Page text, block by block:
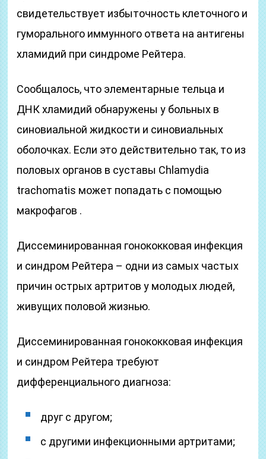
свидетельствует избыточность клеточного и
гуморального иммунного ответа на антигены
хламидий при синдроме Рейтера.
Сообщалось, что элементарные тельца и
ДНК хламидий обнаружены у больных в
синовиальной жидкости и синовиальных
оболочках. Если это действительно так, то из
половых органов в суставы Chlamydia
trachomatis может попадать с помощью
макрофагов .
Диссеминированная гонококковая инфекция
и синдром Рейтера – одни из самых частых
причин острых артритов у молодых людей,
живущих половой жизнью.
Диссеминированная гонококковая инфекция
и синдром Рейтера требуют
дифференциального диагноза:
друг с другом;
с другими инфекционными артритами;